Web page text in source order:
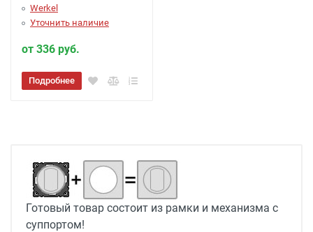
Werkel
Уточнить наличие
от 336 руб.
Подробнее
Готовый товар состоит из рамки и механизма с
суппортом!